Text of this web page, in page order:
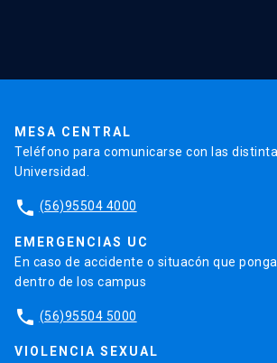
Admisión
MESA CENTRAL
Teléfono para comunicarse con las
Universidad.
phone (56)95504 4000
EMERGENCIAS UC
En caso de accidente o situacón que
dentro de los campus
phone (56)95504 5000
VIOLENCIA SEXUAL